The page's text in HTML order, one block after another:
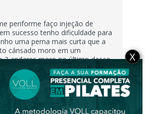
periforme faço injeção de
sucesso tenho dificuldade para
uma perna mais curta que a
cánsado moro em um
3 andares moro no último desço
vou começar hidro qual o
para dor é se escada piora
X